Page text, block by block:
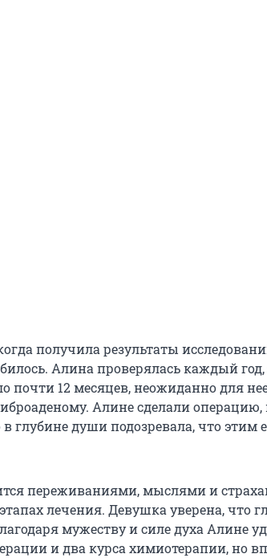
получила результаты
Алина проверялась каждый год,
почти 12 месяцев, неожиданно для
Алине сделали операцию,
в глубине души подозревала, что этим
переживаниями, мыслями и
лечения. Девушка уверена, что
мужеству и силе духа Алине
и два курса химиотерапии, но